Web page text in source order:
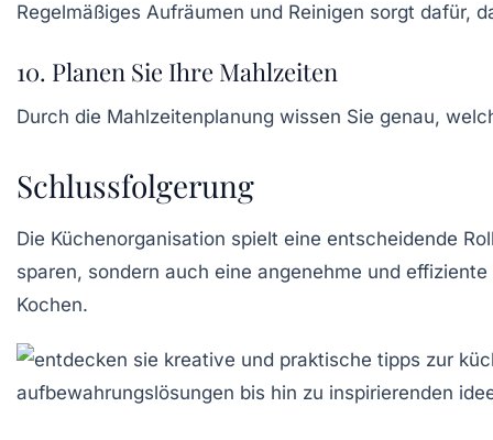
Regelmäßiges Aufräumen und Reinigen sorgt dafür,
10. Planen Sie Ihre Mahlzeiten
Durch die Mahlzeitenplanung wissen Sie genau,
Schlussfolgerung
Die Küchenorganisation spielt eine entscheidende
sparen, sondern auch eine angenehme und
Kochen.